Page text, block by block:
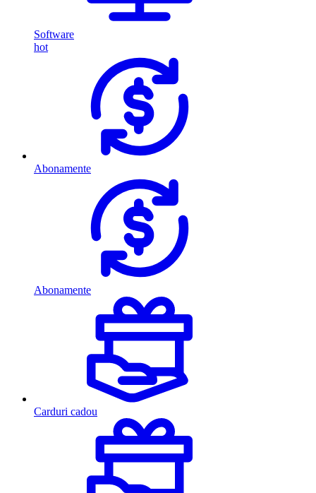
Software
hot
Abonamente
Abonamente
Carduri cadou